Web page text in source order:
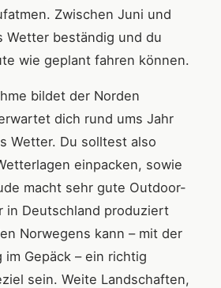
Zwischen Juni und
Wetter beständig und du
wie geplant fahren können.
bildet der Norden
dich rund ums Jahr
Wetter. Du solltest also
einpacken, sowie
macht sehr gute Outdoor-
in Deutschland produziert
Norwegens kann – mit der
Gepäck – ein richtig
sein. Weite Landschaften,